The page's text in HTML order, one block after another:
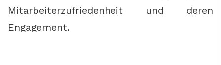
Mitarbeiterzufriedenheit und deren
Engagement.